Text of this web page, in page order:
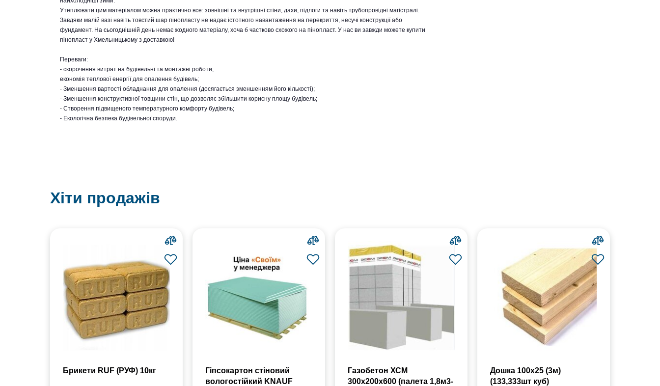
Утеплювати цим матеріалом можна практично все: зовнішні та внутрішні стіни, дахи, підлоги та навіть трубопровідні магістралі.
Завдяки малій вазі навіть товстий шар пінопласту не надає істотного навантаження на перекриття, несучі конструкції або
фундамент. На сьогоднішній день немає жодного матеріалу, хоча б частково схожого на пінопласт. У нас ви завжди можете купити
пінопласт у Хмельницькому з доставкою!
Переваги:
- скорочення витрат на будівельні та монтажні роботи;
економія теплової енергії для опалення будівель;
- Зменшення вартості обладнання для опалення (досягається зменшенням його кількості);
- Зменшення конструктивної товщини стін, що дозволяє збільшити корисну площу будівель;
- Створення підвищеного температурного комфорту будівель;
- Екологічна безпека будівельної споруди.
Хіти продажів
Брикети RUF (РУФ) 10кг
Гіпсокартон стіновий
вологостійкий KNAUF
Газобетон ХСМ
300x200x600 (палета 1,8м3-
Дошка 100х25 (3м)
(133,333шт куб)